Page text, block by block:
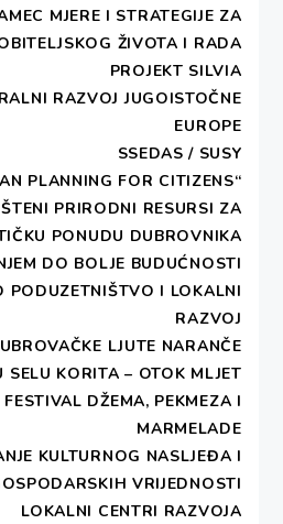
MJERE I STRATEGIJE ZA
ŽIVOTA I RADA
PROJEKT SILVIA
RAZVOJ JUGOISTOČNE
EUROPE
SSEDAS / SUSY
PLANNING FOR CITIZENS“
PRIRODNI RESURSI ZA
PONUDU DUBROVNIKA
DO BOLJE BUDUĆNOSTI
PODUZETNIŠTVO I LOKALNI
RAZVOJ
LJUTE NARANČE
SELU KORITA – OTOK MLJET
DŽEMA, PEKMEZA I
MARMELADE
KULTURNOG NASLJEĐA I
VRIJEDNOSTI
LOKALNI CENTRI RAZVOJA
shodno životnim
opsade grada. Stvaraju
te volonterke
u lijekovima, hrani i
pučanstvo okupiranog
- All rights reserved.
Thememattic